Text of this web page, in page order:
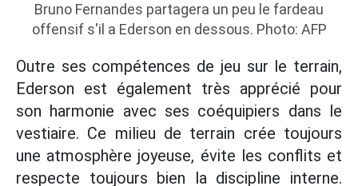
Bruno Fernandes partagera un peu le fardeau
offensif s'il a Ederson en dessous. Photo: AFP
Outre ses compétences de jeu sur le terrain,
Ederson est également très apprécié pour
son harmonie avec ses coéquipiers dans le
vestiaire. Ce milieu de terrain crée toujours
une atmosphère joyeuse, évite les conflits et
respecte toujours bien la discipline interne.